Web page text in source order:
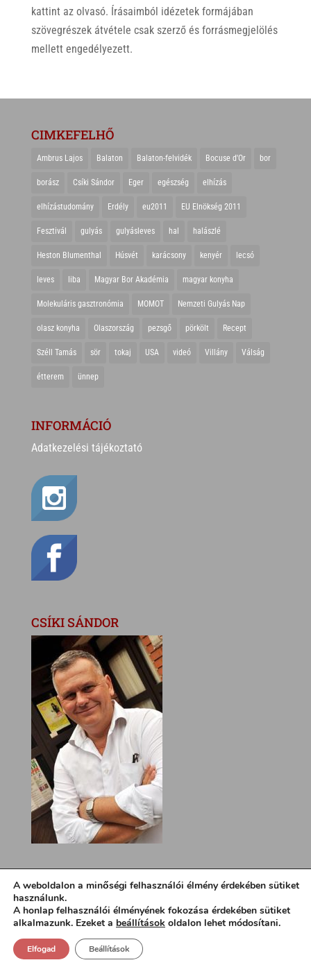
kattint az olvasó. Írásaimból idézetek formájában
szövegrészek átvétele csak szerző és forrásmegjelölés
mellett engedélyezett.
CIMKEFELHŐ
Ambrus Lajos Balaton Balaton-felvidék Bocuse d'Or bor
borász Csíki Sándor Eger egészség elhízás
elhízástudomány Erdély eu2011 EU Elnökség 2011
Fesztivál gulyás gulyásleves hal halászlé
Heston Blumenthal Húsvét karácsony kenyér lecsó
leves liba Magyar Bor Akadémia magyar konyha
Molekuláris gasztronómia MOMOT Nemzeti Gulyás Nap
olasz konyha Olaszország pezsgő pörkölt Recept
Széll Tamás sör tokaj USA videó Villány Válság
étterem ünnep
INFORMÁCIÓ
Adatkezelési tájékoztató
CSÍKI SÁNDOR
Design:
A weboldalon a minőségi felhasználói élmény érdekében sütiket
használunk.
A honlap felhasználói élményének fokozása érdekében sütiket
alkalmazunk. Ezeket a beállítások oldalon lehet módosítani.
Elfogad Beállítások